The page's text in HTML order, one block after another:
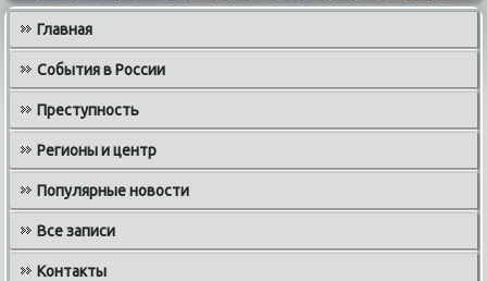
Главная
События в России
Преступность
Регионы и центр
Популярные новости
Все записи
Контакты